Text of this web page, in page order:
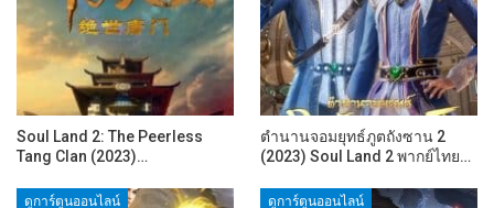
Soul Land 2: The Peerless
Tang Clan (2023)…
ตำนานจอมยุทธ์ภูตถังซาน 2
(2023) Soul Land 2 พากย์ไทย…
ดูการ์ตูนออนไลน์ ดูการ์ตูนออนไลน์